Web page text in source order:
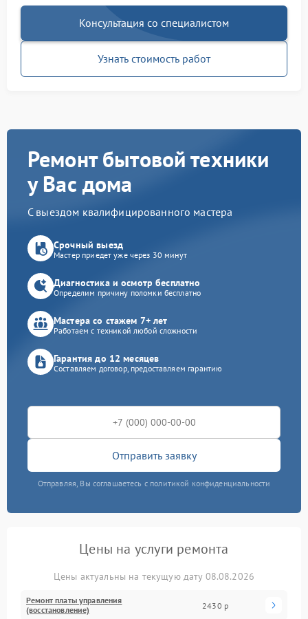
Консультация со специалистом
Узнать стоимость работ
Ремонт бытовой техники
у Вас дома
С выездом квалифицированного мастера
Срочный выезд
Мастер приедет уже через 30 минут
Диагностика и осмотр бесплатно
Определим причину поломки бесплатно
Мастера со стажем 7+ лет
Работаем с техникой любой сложности
Гарантия до 12 месяцев
Составляем договор, предоставляем гарантию
Отправить заявку
Отправляя, Вы соглашаетесь с политикой конфиденциальности
Цены на услуги ремонта
Цены актуальны на текущую дату 08.08.2026
Ремонт платы управления
(восстановление)
2430 р